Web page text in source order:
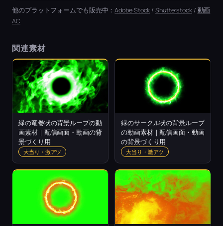
他のプラットフォームでも販売中：Adobe Stock /Shutterstock/ 動画
AC
関連素材
緑の竜巻状の背景ループの動
画素材｜配信画面・動画の背
景づくり用
大当り・激アツ
緑のサークル状の背景ループ
の動画素材｜配信画面・動画
の背景づくり用
大当り・激アツ